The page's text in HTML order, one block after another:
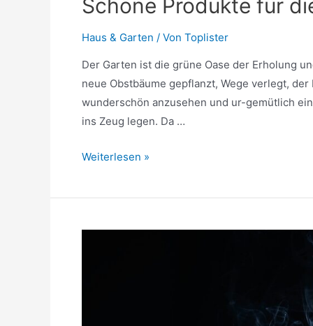
Schöne Produkte für
Haus & Garten / Von Toplister
Der Garten ist die grüne Oase der Erholung
neue Obstbäume gepflanzt, Wege verlegt,
wunderschön anzusehen und ur-gemütlich
ins Zeug legen. Da …
Schöne
Gartengestaltung
Weiterlesen »